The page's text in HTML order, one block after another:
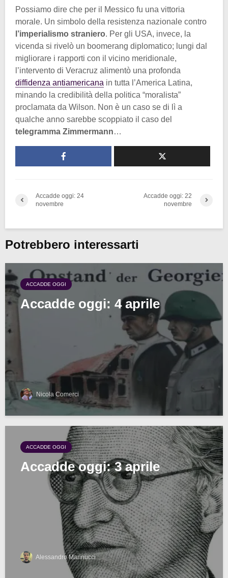
Possiamo dire che per il Messico fu una vittoria
morale. Un simbolo della resistenza nazionale contro
l’imperialismo straniero. Per gli USA, invece, la
vicenda si rivelò un boomerang diplomatico; lungi dal
migliorare i rapporti con il vicino meridionale,
l’intervento di Veracruz alimentò una profonda
diffidenza antiamericana in tutta l’America Latina,
minando la credibilità della politica “moralista”
proclamata da Wilson. Non è un caso se di lì a
qualche anno sarebbe scoppiato il caso del
telegramma Zimmermann…
Accadde oggi: 24
novembre
Accadde oggi: 22
novembre
Potrebbero interessarti
ACCADDE OGGI
Accadde oggi: 4 aprile
Nicola Comerci
ACCADDE OGGI
Accadde oggi: 3 aprile
Alessandro Marinucci